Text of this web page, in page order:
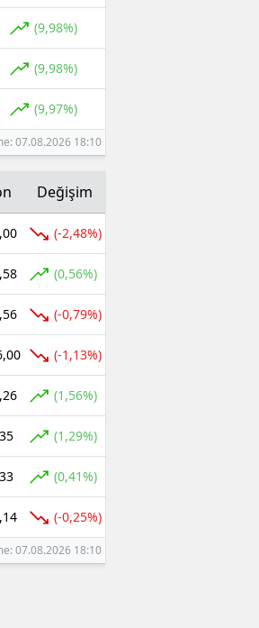
(9,98%)
(9,98%)
(9,97%)
07.08.2026 18:10
Değişim
(-2,48%)
(0,56%)
(-0,79%)
(-1,13%)
(1,56%)
(1,29%)
(0,41%)
(-0,25%)
07.08.2026 18:10